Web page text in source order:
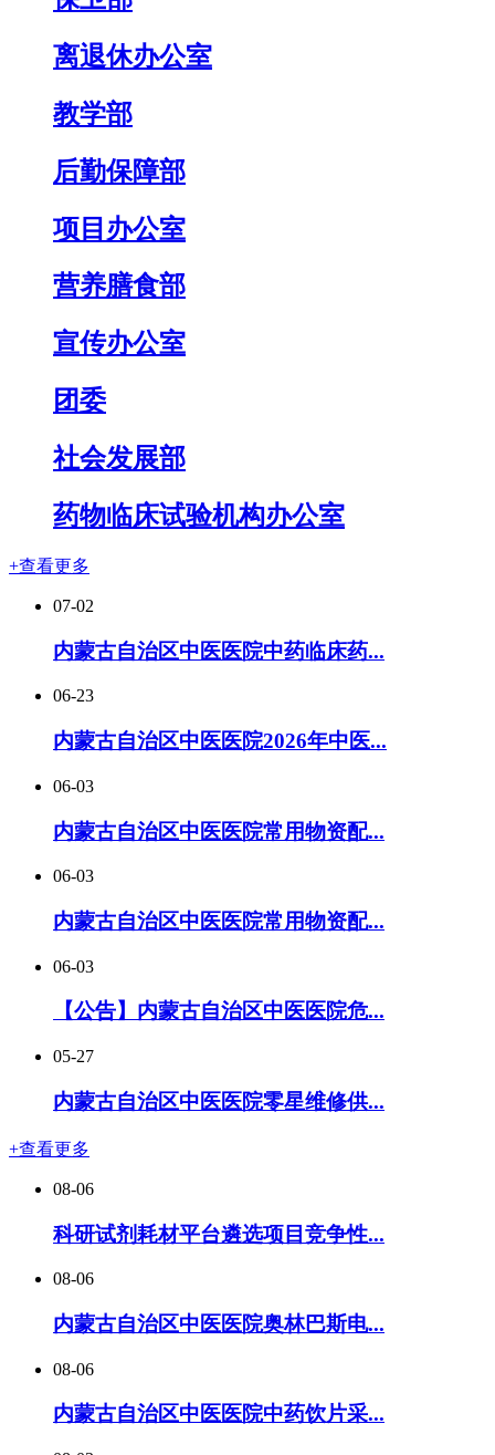
离退休办公室
教学部
后勤保障部
项目办公室
营养膳食部
宣传办公室
团委
社会发展部
药物临床试验机构办公室
+查看更多
07-02
内蒙古自治区中医医院中药临床药...
06-23
内蒙古自治区中医医院2026年中医...
06-03
内蒙古自治区中医医院常用物资配...
06-03
内蒙古自治区中医医院常用物资配...
06-03
【公告】内蒙古自治区中医医院危...
05-27
内蒙古自治区中医医院零星维修供...
+查看更多
08-06
科研试剂耗材平台遴选项目竞争性...
08-06
内蒙古自治区中医医院奥林巴斯电...
08-06
内蒙古自治区中医医院中药饮片采...